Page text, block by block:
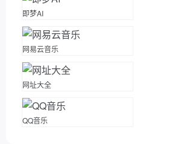
即梦AI
网易云音乐
网址大全
QQ音乐